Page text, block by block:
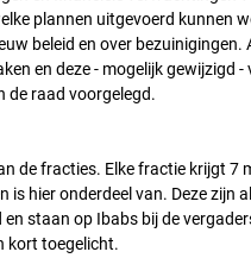
plannen uitgevoerd kunnen
beleid en over
en deze - mogelijk gewijzigd -
de raad voorgelegd.
de fracties. Elke fractie krijgt 7
hier onderdeel van. Deze zijn
staan op Ibabs bij de
kort toegelicht.